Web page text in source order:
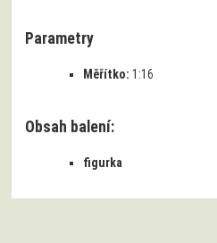
Parametry
Měřítko:1:16
Obsah balení:
figurka